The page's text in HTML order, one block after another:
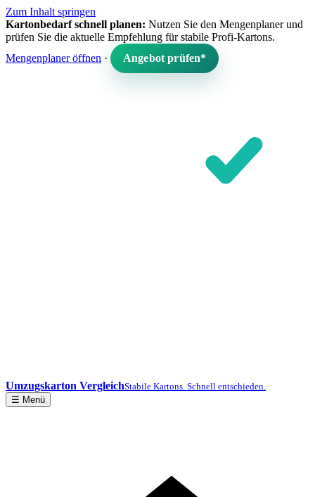
Zum Inhalt springen
Kartonbedarf schnell planen: Nutzen Sie den Mengenplaner und
prüfen Sie die aktuelle Empfehlung für stabile Profi-Kartons.
Mengenplaner öffnen · Angebot prüfen*
Umzugskarton VergleichStabile Kartons. Schnell entschieden.
☰ Menü